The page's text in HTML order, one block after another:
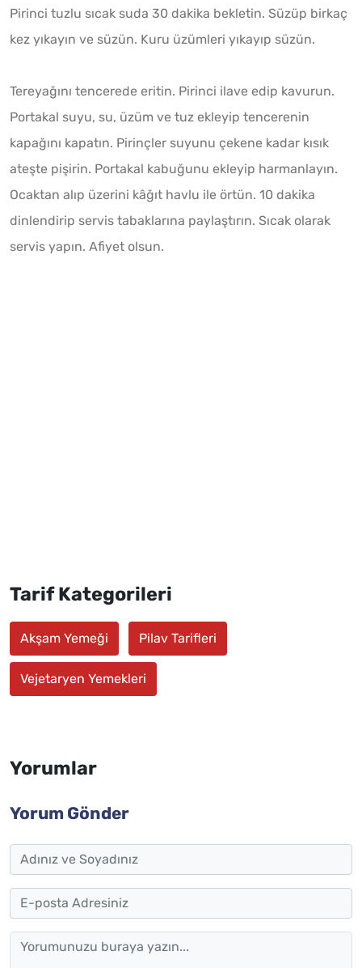
Pirinci tuzlu sıcak suda 30 dakika bekletin. Süzüp birkaç
kez yıkayın ve süzün. Kuru üzümleri yıkayıp süzün.
Tereyağını tencerede eritin. Pirinci ilave edip kavurun.
Portakal suyu, su, üzüm ve tuz ekleyip tencerenin
kapağını kapatın. Pirinçler suyunu çekene kadar kısık
ateşte pişirin. Portakal kabuğunu ekleyip harmanlayın.
Ocaktan alıp üzerini kâğıt havlu ile örtün. 10 dakika
dinlendirip servis tabaklarına paylaştırın. Sıcak olarak
servis yapın. Afiyet olsun.
Tarif Kategorileri
Akşam Yemeği Pilav Tarifleri
Vejetaryen Yemekleri
Yorumlar
Yorum Gönder